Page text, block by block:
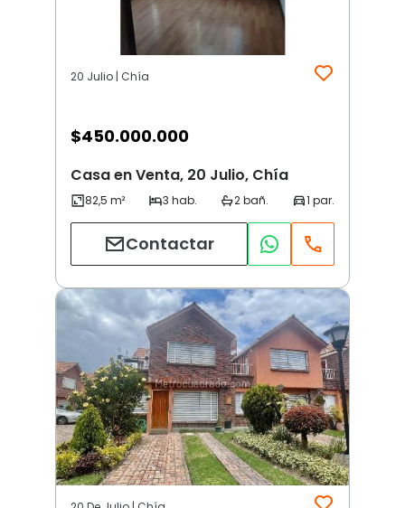
20 Julio | Chía
$450.000.000
Casa en Venta, 20 Julio, Chía
Contactar